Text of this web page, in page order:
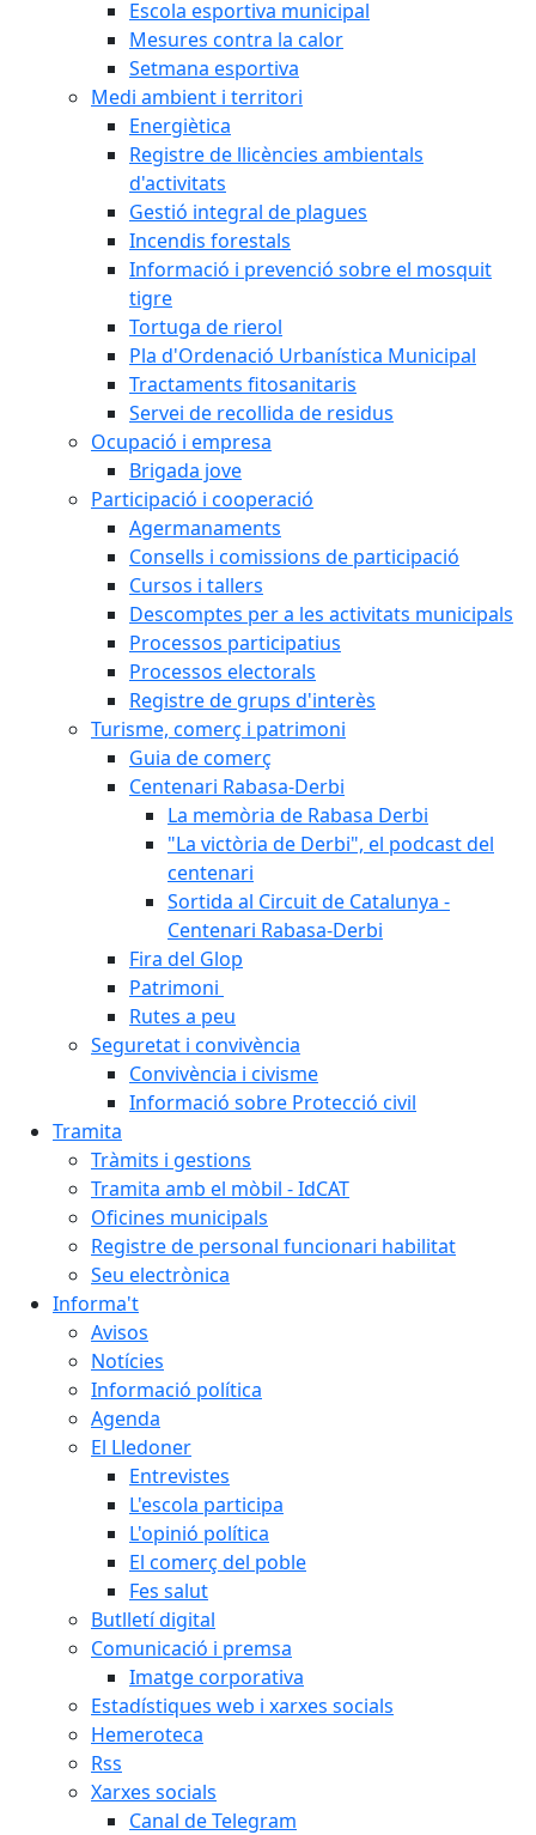
Escola esportiva municipal
Mesures contra la calor
Setmana esportiva
Medi ambient i territori
Energiètica
Registre de llicències ambientals
d'activitats
Gestió integral de plagues
Incendis forestals
Informació i prevenció sobre el mosquit
tigre
Tortuga de rierol
Pla d'Ordenació Urbanística Municipal
Tractaments fitosanitaris
Servei de recollida de residus
Ocupació i empresa
Brigada jove
Participació i cooperació
Agermanaments
Consells i comissions de participació
Cursos i tallers
Descomptes per a les activitats municipals
Processos participatius
Processos electorals
Registre de grups d'interès
Turisme, comerç i patrimoni
Guia de comerç
Centenari Rabasa-Derbi
La memòria de Rabasa Derbi
"La victòria de Derbi", el podcast del
centenari
Sortida al Circuit de Catalunya -
Centenari Rabasa-Derbi
Fira del Glop
Patrimoni
Rutes a peu
Seguretat i convivència
Convivència i civisme
Informació sobre Protecció civil
Tramita
Tràmits i gestions
Tramita amb el mòbil - IdCAT
Oficines municipals
Registre de personal funcionari habilitat
Seu electrònica
Informa't
Avisos
Notícies
Informació política
Agenda
El Lledoner
Entrevistes
L'escola participa
L'opinió política
El comerç del poble
Fes salut
Butlletí digital
Comunicació i premsa
Imatge corporativa
Estadístiques web i xarxes socials
Hemeroteca
Rss
Xarxes socials
Canal de Telegram